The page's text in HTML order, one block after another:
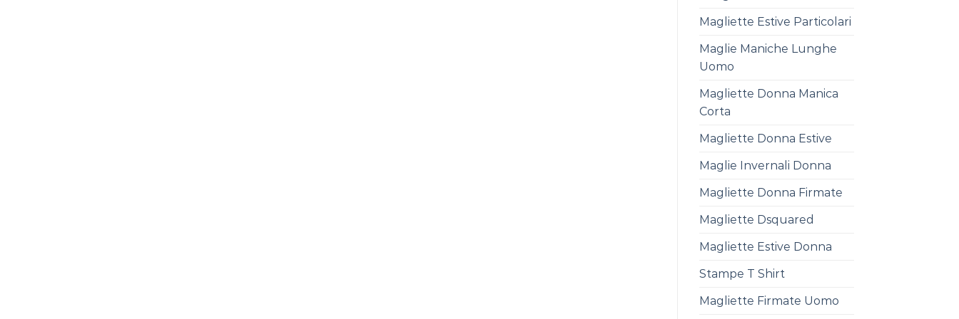
Magliette Estive Particolari
Maglie Maniche Lunghe
Uomo
Magliette Donna Manica
Corta
Magliette Donna Estive
Maglie Invernali Donna
Magliette Donna Firmate
Magliette Dsquared
Magliette Estive Donna
Stampe T Shirt
Magliette Firmate Uomo